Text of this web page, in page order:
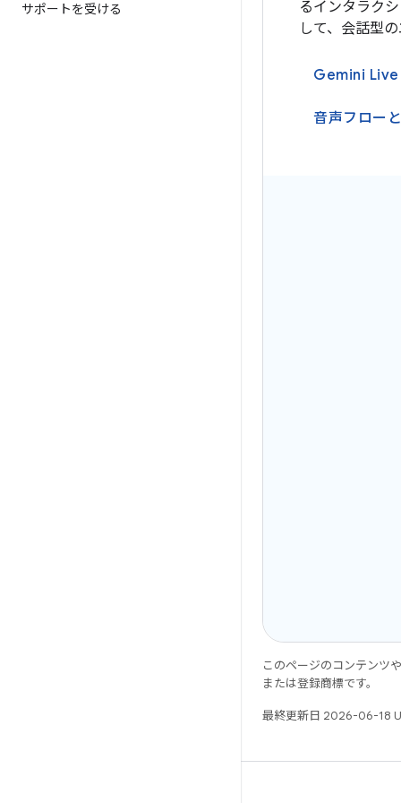
サポートを受ける
るインタラク
して、会話型
Gemini Live
音声フロー
このページのコンテンツ
または登録商標です。
最終更新日 2026-06-18